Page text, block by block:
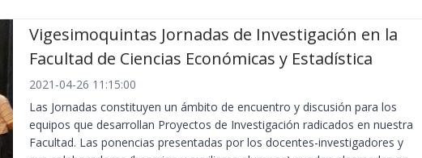
Vigesimoquintas Jornadas de Investigación en la
Facultad de Ciencias Económicas y Estadística
2021-04-26 11:15:00
Las Jornadas constituyen un ámbito de encuentro y discusión para los
equipos que desarrollan Proyectos de Investigación radicados en nuestra
Facultad. Las ponencias presentadas por los docentes-investigadores y